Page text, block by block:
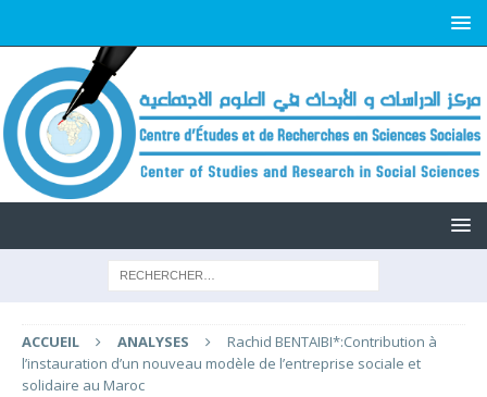
ACCUEIL ANALYSES
Rachid BENTAIBI*:Contribution à
l’instauration d’un nouveau modèle de l’entreprise sociale et
solidaire au Maroc